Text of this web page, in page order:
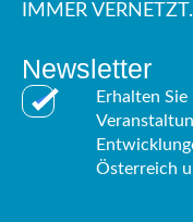
IMMER VERNETZT.
Newsletter
Erhalten
Österreich